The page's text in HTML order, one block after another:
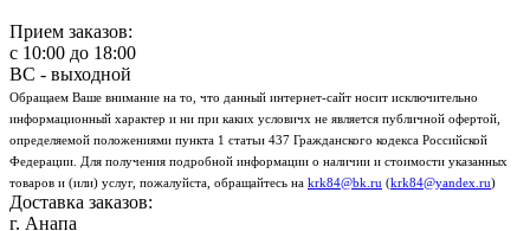
Прием заказов:
с 10:00 до 18:00
ВС - выходной
Обращаем Ваше внимание на то, что данный интернет-сайт носит исключительно
информационный характер и ни при каких условичх не является публичной офертой,
определяемой положениями пункта 1 статьи 437 Гражданского кодекса Российской
Федерации. Для получения подробной информации о наличии и стоимости указанных
товаров и (или) услуг, пожалуйста, обращайтесь на krk84@bk.ru (krk84@yandex.ru)
Доставка заказов:
г. Анапа